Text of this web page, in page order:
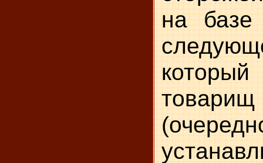
на базе
который